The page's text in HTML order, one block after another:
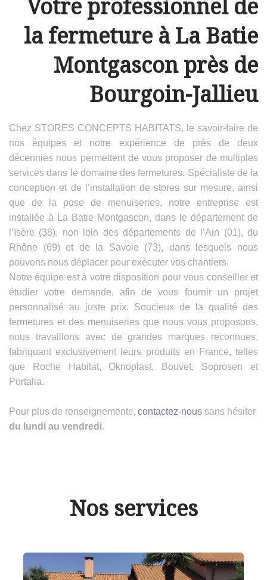
Votre professionnel de
la fermeture à La Batie
Montgascon près de
Bourgoin-Jallieu
Chez STORES CONCEPTS HABITATS, le savoir-faire de
nos équipes et notre expérience de près de deux
décennies nous permettent de vous proposer de multiples
services dans le domaine des fermetures. Spécialiste de la
conception et de l’installation de stores sur mesure, ainsi
que de la pose de menuiseries, notre entreprise est
installée à La Batie Montgascon, dans le département de
l’Isère (38), non loin des départements de l’Ain (01), du
Rhône (69) et de la Savoie (73), dans lesquels nous
pouvons nous déplacer pour exécuter vos chantiers.
Notre équipe est à votre disposition pour vous conseiller et
étudier votre demande, afin de vous fournir un projet
personnalisé au juste prix. Soucieux de la qualité des
fermetures et des menuiseries que nous vous proposons,
nous travaillons avec de grandes marques reconnues,
fabriquant exclusivement leurs produits en France, telles
que Roche Habitat, Oknoplast, Bouvet, Soprosen et
Portalia.
Pour plus de renseignements, contactez-nous sans hésiter
du lundi au vendredi.
Nos services